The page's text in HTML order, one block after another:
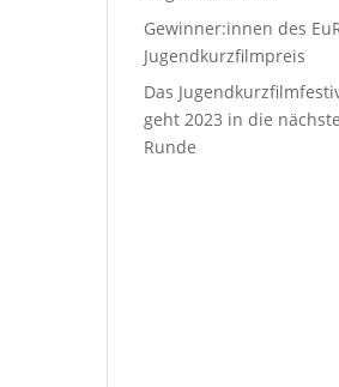
Gewinner:innen des
Jugendkurzfilmpreis
Das
geht 2023 in die nächste
Runde